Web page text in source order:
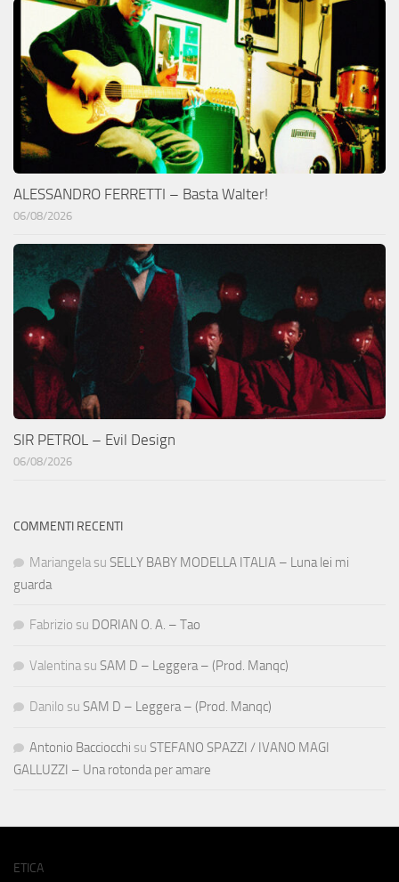
ALESSANDRO FERRETTI – Basta Walter!
06/08/2026
SIR PETROL – Evil Design
06/08/2026
COMMENTI RECENTI
Mariangela su SELLY BABY MODELLA ITALIA – Luna lei mi
guarda
Fabrizio su DORIAN O. A. – Tao
Valentina su SAM D – Leggera – (Prod. Manqc)
Danilo su SAM D – Leggera – (Prod. Manqc)
Antonio Bacciocchi su STEFANO SPAZZI / IVANO MAGI
GALLUZZI – Una rotonda per amare
ETICA